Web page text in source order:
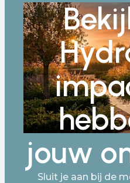
jouw
Sluit je aan bij de